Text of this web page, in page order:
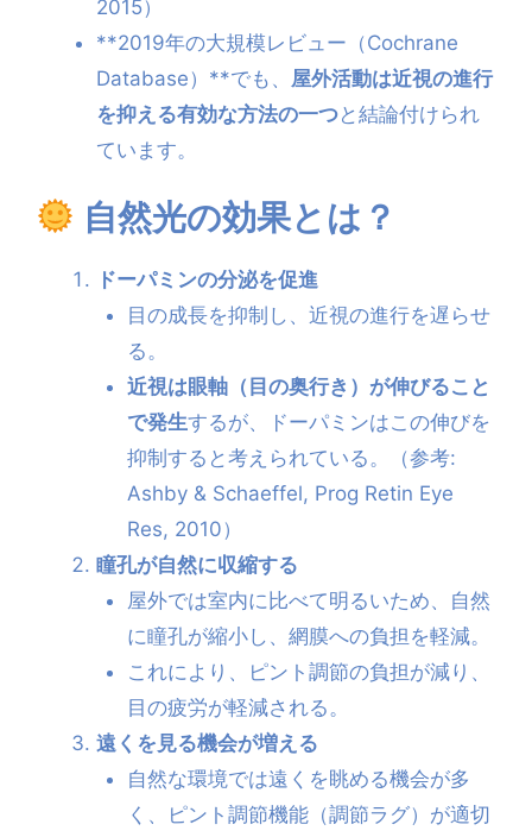
2015）
**2019年の大規模レビュー（Cochrane
Database）**でも、 屋外活動は近視の進行
を抑える有効な方法の一つと結論付けられ
ています。
自然光の効果とは？
ドーパミンの分泌を促進
目の成長を抑制し、近視の進行を遅らせ
る。
近視は眼軸（目の奥行き）が伸びること
で発生するが、ドーパミンはこの伸びを
抑制すると考えられている。（参考:
Ashby & Schaeffel, Prog Retin Eye
Res, 2010）
瞳孔が自然に収縮する
屋外では室内に比べて明るいため、自然
に瞳孔が縮小し、網膜への負担を軽減。
これにより、ピント調節の負担が減り、
目の疲労が軽減される。
遠くを見る機会が増える
自然な環境では遠くを眺める機会が多
く、ピント調節機能（調節ラグ）が適切